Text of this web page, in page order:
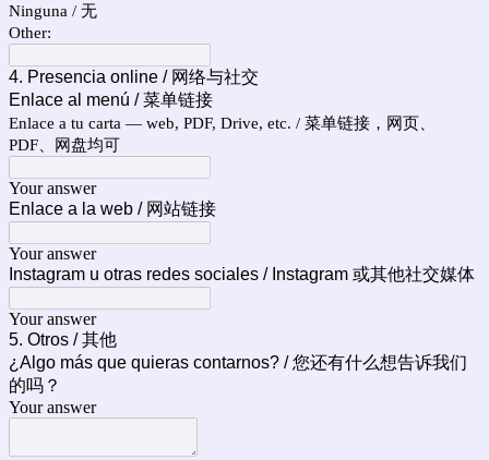
Ninguna / 无
Other:
4. Presencia online / 网络与社交
Enlace al menú / 菜单链接
Enlace a tu carta — web, PDF, Drive, etc. / 菜单链接，网页、
PDF、网盘均可
Your answer
Enlace a la web / 网站链接
Your answer
Instagram u otras redes sociales / Instagram 或其他社交媒体
Your answer
5. Otros / 其他
¿Algo más que quieras contarnos? / 您还有什么想告诉我们
的吗？
Your answer